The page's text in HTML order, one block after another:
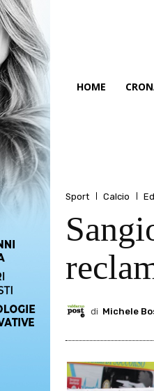
HOME
Sport Calcio
di Michele